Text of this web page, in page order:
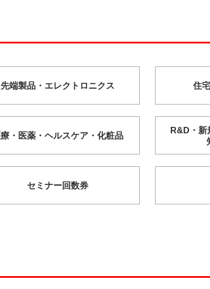
先端製品・ エレクトロニクス 住
・ 医薬・ヘルスケア・化粧品
R&D・ 新
セミナー回数券